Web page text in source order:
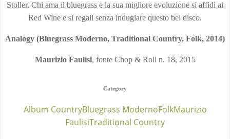
Stoller. Chi ama il bluegrass e la sua migliore evoluzione si affidi ai
Red Wine e si regali senza indugiare questo bel disco.
Analogy (Bluegrass Moderno, Traditional Country, Folk, 2014)
Maurizio Faulisi, fonte Chop & Roll n. 18, 2015
Category
Album CountryBluegrass ModernoFolkMaurizio
FaulisiTraditional Country